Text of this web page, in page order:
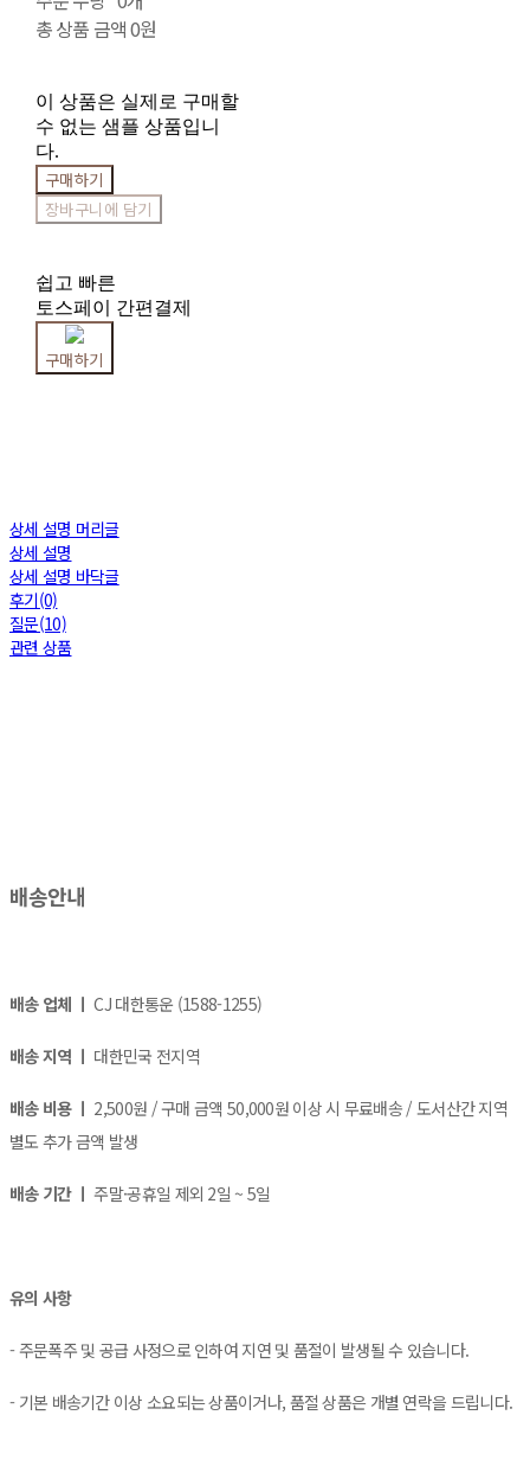
총 상품 금액0원
이 상품은 실제로 구매할
수 없는 샘플 상품입니
다.
구매하기
장바구니에 담기
쉽고 빠른
토스페이 간편결제
구매하기
상세 설명 머리글
상세 설명
상세 설명 바닥글
후기(0)
질문(10)
관련 상품
배송안내
배송 업체 ㅣCJ 대한통운 (1588-1255)
배송 지역 ㅣ 대한민국 전지역
배송 비용 ㅣ 2,500원 / 구매 금액 50,000원 이상 시 무료배송 / 도서산간 지역
별도 추가 금액 발생
배송 기간 ㅣ주말·공휴일 제외 2일 ~ 5일
유의 사항
- 주문폭주 및 공급 사정으로 인하여 지연 및 품절이 발생될 수 있습니다.
- 기본 배송기간 이상 소요되는 상품이거나, 품절 상품은 개별 연락을 드립니다.